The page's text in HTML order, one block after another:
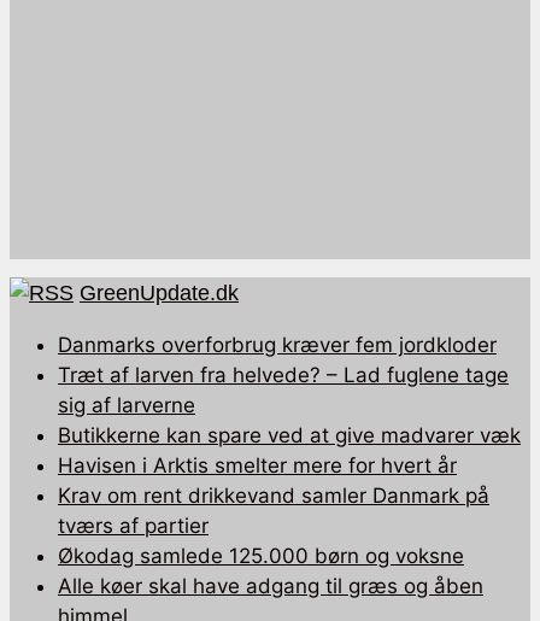
GreenUpdate.dk
Danmarks overforbrug kræver fem jordkloder
Træt af larven fra helvede? – Lad fuglene tage
sig af larverne
Butikkerne kan spare ved at give madvarer væk
Havisen i Arktis smelter mere for hvert år
Krav om rent drikkevand samler Danmark på
tværs af partier
Økodag samlede 125.000 børn og voksne
Alle køer skal have adgang til græs og åben
himmel